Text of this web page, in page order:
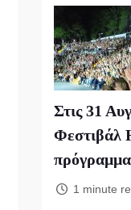
Στις 31
Φεστιβάλ
πρόγραμμα
1 minute